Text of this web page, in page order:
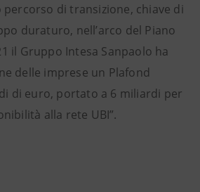
di transizione, chiave di
duraturo, nell’arco del Piano
il Gruppo Intesa Sanpaolo ha
delle imprese un Plafond
di euro, portato a 6 miliardi per
alla rete UBI”.